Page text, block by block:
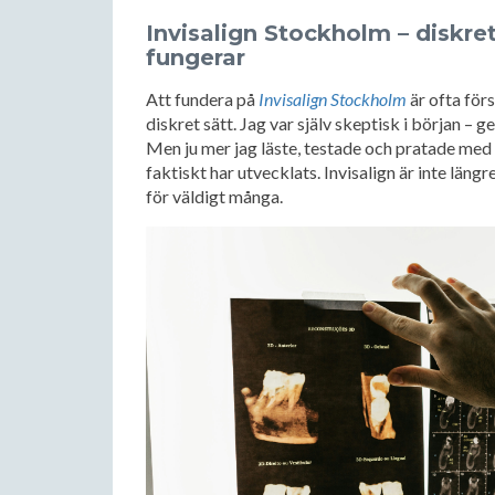
Invisalign Stockholm –
fungerar
Att fundera på Invisalign Stockholm är ofta
diskret sätt. Jag var själv skeptisk i början –
Men ju mer jag läste, testade och pratade
faktiskt har utvecklats. Invisalign är inte
för väldigt många.